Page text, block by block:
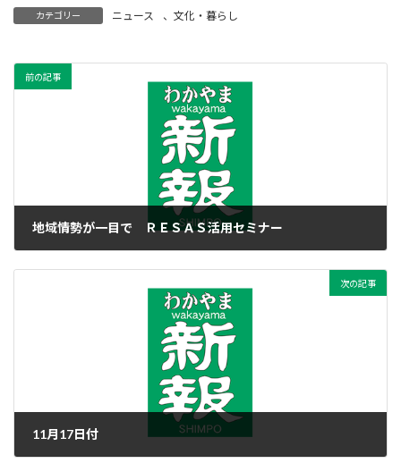
カテゴリー ニュース 、 文化・暮らし
前の記事
地域情勢が一目で ＲＥＳＡＳ活用セミナー
次の記事
11月17日付